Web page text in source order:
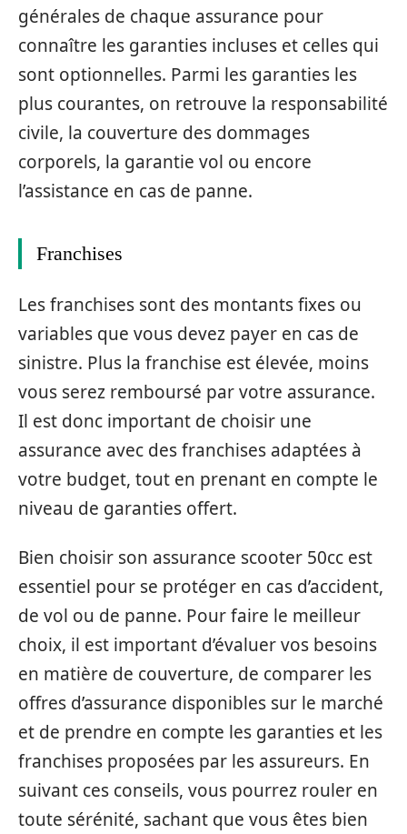
générales de chaque assurance pour
connaître les garanties incluses et celles qui
sont optionnelles. Parmi les garanties les
plus courantes, on retrouve la responsabilité
civile, la couverture des dommages
corporels, la garantie vol ou encore
l’assistance en cas de panne.
Franchises
Les franchises sont des montants fixes ou
variables que vous devez payer en cas de
sinistre. Plus la franchise est élevée, moins
vous serez remboursé par votre assurance.
Il est donc important de choisir une
assurance avec des franchises adaptées à
votre budget, tout en prenant en compte le
niveau de garanties offert.
Bien choisir son assurance scooter 50cc est
essentiel pour se protéger en cas d’accident,
de vol ou de panne. Pour faire le meilleur
choix, il est important d’évaluer vos besoins
en matière de couverture, de comparer les
offres d’assurance disponibles sur le marché
et de prendre en compte les garanties et les
franchises proposées par les assureurs. En
suivant ces conseils, vous pourrez rouler en
toute sérénité, sachant que vous êtes bien